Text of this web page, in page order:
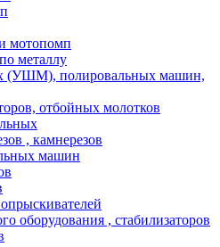
мотопомп
металлу
(УШМ), полировальных машин,
отбойных молотков
, камнерезов
машин
оборудования , стабилизаторов